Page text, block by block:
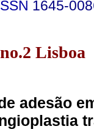
1645-
Lisboa
adesão